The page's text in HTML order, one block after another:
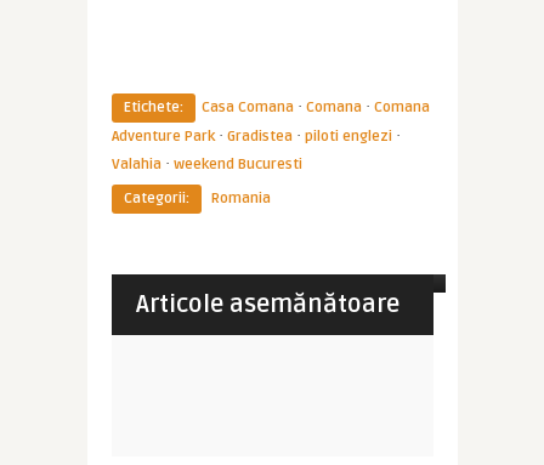
Etichete: Casa Comana· Comana· Comana
Adventure Park· Gradistea· piloti englezi·
Valahia· weekend Bucuresti
Categorii:
Romania
Articole asemănătoare
IMPRESII CĂLĂTORII